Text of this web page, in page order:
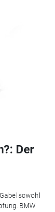
Der
sowohl
BMW